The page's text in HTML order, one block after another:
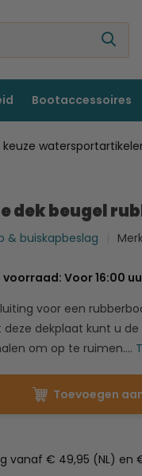
Bootaccessoires
keuze
dek beugel
& buiskapbeslag
voorraad: Voor 16:00
voor een
deze dekplaat kunt u
om op te ruimen....
Toevoegen
vanaf € 49,95 (NL) en